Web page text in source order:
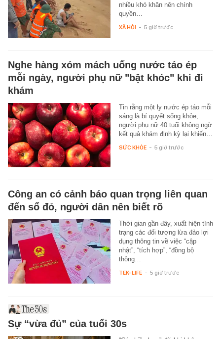
nhiều khó khăn nên chính
quyền…
XÃ HỘI - 5 giờ trước
Nghe hàng xóm mách uống nước táo ép
mỗi ngày, người phụ nữ "bật khóc" khi đi
khám
Tin rằng một ly nước ép táo mỗi
sáng là bí quyết sống khỏe,
người phụ nữ 40 tuổi không ngờ
kết quả khám định kỳ lại khiến…
SỨC KHỎE - 5 giờ trước
Công an có cảnh báo quan trọng liên quan
đến sổ đỏ, người dân nên biết rõ
Thời gian gần đây, xuất hiện tình
trạng các đối tượng lừa đảo lợi
dụng thông tin về việc “cập
nhật”, “tích hợp”, “đồng bộ
thông…
TEK-LIFE - 5 giờ trước
Sự “vừa đủ” của tuổi 30s